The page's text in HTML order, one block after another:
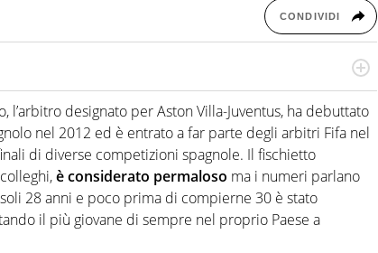
CONDIVIDI
numerose manifestazioni sportive e collaborato con
competenza, conoscenza e memoria storica. Si occupa
l’arbitro designato per Aston Villa-Juventus, ha debuttato
nel 2012 ed è entrato a far parte degli arbitri Fifa nel
di diverse competizioni spagnole. Il fischietto
è considerato permaloso ma i numeri parlano
28 anni e poco prima di compierne 30 è stato
il più giovane di sempre nel proprio Paese a